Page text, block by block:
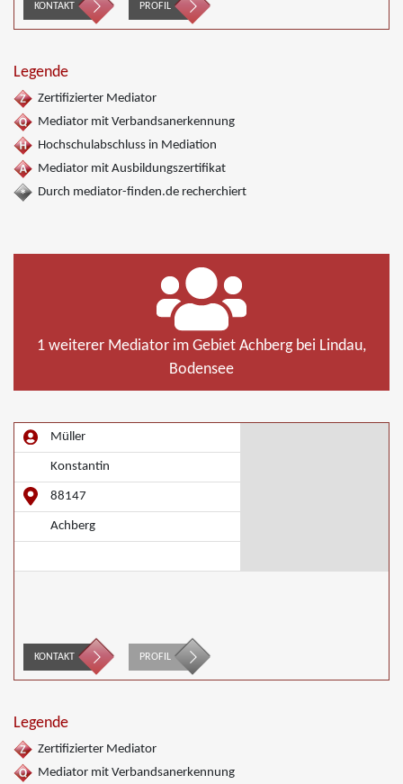
KONTAKT PROFIL
Legende
Zertifizierter Mediator
Mediator mit Verbandsanerkennung
Hochschulabschluss in Mediation
Mediator mit Ausbildungszertifikat
Durch mediator-finden.de recherchiert
1 weiterer Mediator im Gebiet Achberg bei Lindau,
Bodensee
Müller
Konstantin
88147
Achberg
KONTAKT PROFIL
Legende
Zertifizierter Mediator
Mediator mit Verbandsanerkennung